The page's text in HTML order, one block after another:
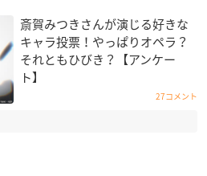
斎賀みつきさんが演じる好きな
キャラ投票！やっぱりオペラ？
それともひびき？【アンケー
ト】
27コメント